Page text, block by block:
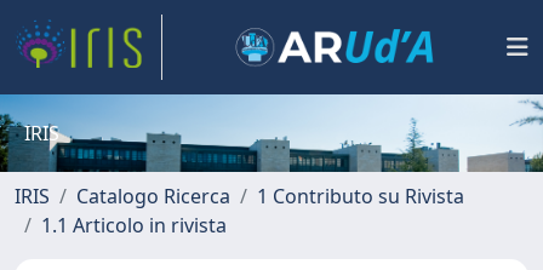
IRIS
IRIS Catalogo Ricerca
1 Contributo su Rivista
1.1 Articolo in rivista